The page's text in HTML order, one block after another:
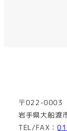
〒022-0003
岩手県大船渡
TEL/FAX：